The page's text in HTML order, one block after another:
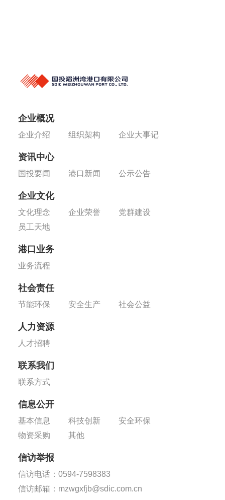
企业概况
企业介绍 组织架构 企业大事记
资讯中心
国投要闻 港口新闻 公示公告
企业文化
文化理念 企业荣誉
党群建设
员工天地
港口业务
业务流程
社会责任
节能环保 安全生产 社会公益
人力资源
人才招聘
联系我们
联系方式
信息公开
基本信息 科技创新
安全环保
物资采购
其他
信访举报
信访电话：0594-7598383
信访邮箱：mzwgxfjb@sdic.com.cn